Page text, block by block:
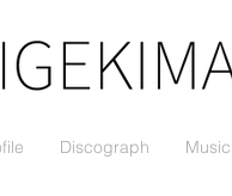
Discograph Music